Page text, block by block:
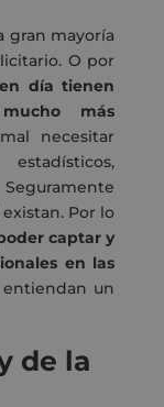
gran mayoría
O por
día tienen
más
necesitar
Por lo
captar y
en las
un
de la